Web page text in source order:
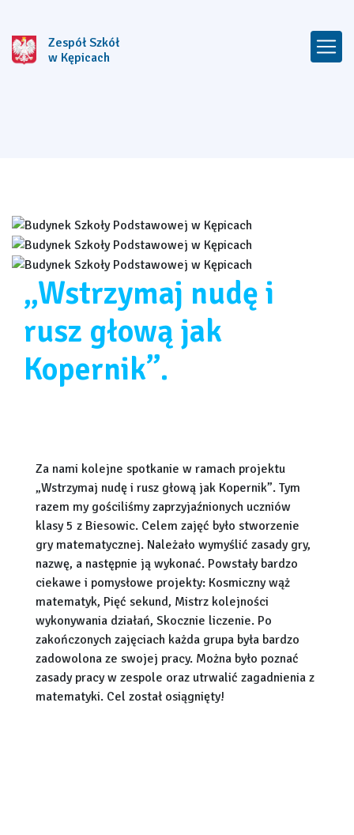
Zespół Szkół
w Kępicach
„Wstrzymaj nudę i
rusz głową jak
Kopernik”.
Za nami kolejne spotkanie w ramach projektu
„Wstrzymaj nudę i rusz głową jak Kopernik”. Tym
razem my gościliśmy zaprzyjaźnionych uczniów
klasy 5 z Biesowic. Celem zajęć było stworzenie
gry matematycznej. Należało wymyślić zasady gry,
nazwę, a następnie ją wykonać. Powstały bardzo
ciekawe i pomysłowe projekty: Kosmiczny wąż
matematyk, Pięć sekund, Mistrz kolejności
wykonywania działań, Skocznie liczenie. Po
zakończonych zajęciach każda grupa była bardzo
zadowolona ze swojej pracy. Można było poznać
zasady pracy w zespole oraz utrwalić zagadnienia z
matematyki. Cel został osiągnięty!